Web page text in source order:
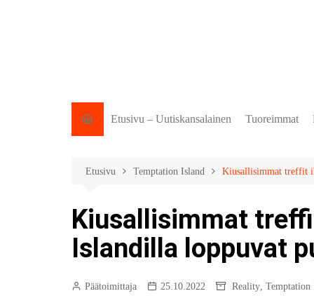
Etusivu – Uutiskansalainen Tuoreimmat
Etusivu Temptation Island Kiusallisimmat treffit
Kiusallisimmat
Islandilla loppuvat
Päätoimittaja 25.10.2022 Reality, Temptation